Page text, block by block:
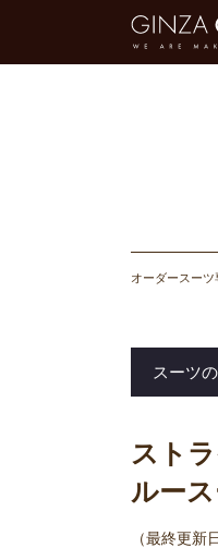
オーダースー
スーツ
スト
ルー
（最終更